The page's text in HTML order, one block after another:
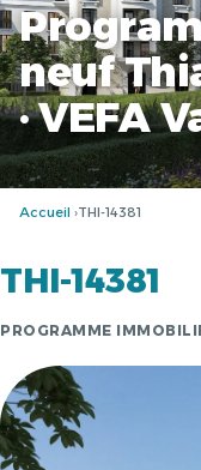
neuf
· VEFA
Accueil THI-14381
THI-14381
PROGRAMME